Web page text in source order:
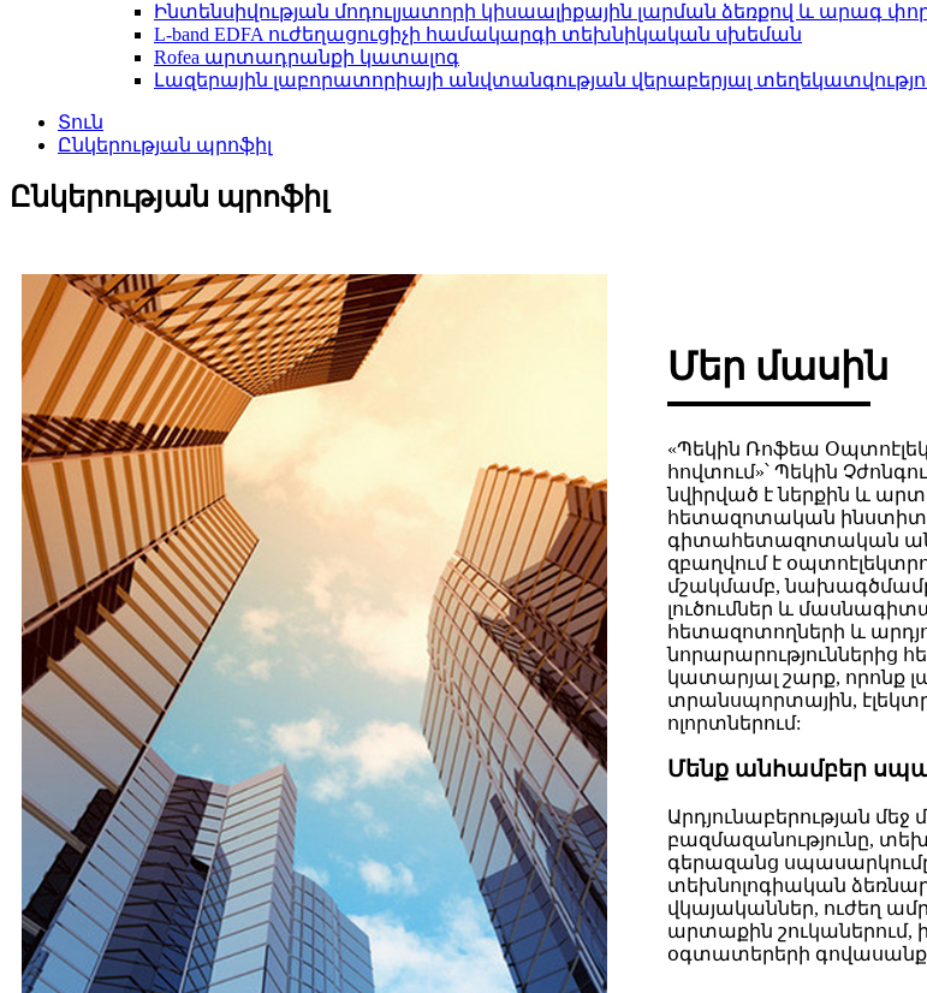
Ինտենսիվության մոդուլյատորի կիսաալիքային լարման ձեռքով և արագ
L-band EDFA ուժեղացուցիչի համակարգի տեխնիկական սխեման
Rofea արտադրանքի կատալոգ
Լազերային լաբորատորիայի անվտանգության վերաբերյալ
Տուն
Ընկերության պրոֆիլ
Ընկերության պրոֆիլ
Մեր մասին
«Պեկին Ռոֆեա
հովտում»՝ Պեկին
նվիրված է ներքին և
հետազոտական
գիտահետազոտական
զբաղվում է
մշակմամբ,
լուծումներ և
հետազոտողների և
նորարարություններից
կատարյալ շարք, որոնք
տրանսպորտային,
ոլորտներում:
Մենք անհամբեր
Արդյունաբերության
բազմազանությունը,
գերազանց
տեխնոլոգիական
վկայականներ, ուժեղ
արտաքին շուկաներում,
օգտատերերի